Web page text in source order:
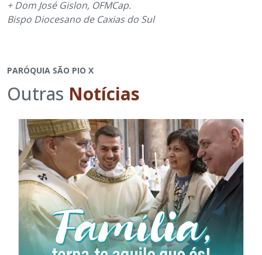
+ Dom José Gislon, OFMCap.
Bispo Diocesano de Caxias do Sul
PARÓQUIA SÃO PIO X
Outras Notícias